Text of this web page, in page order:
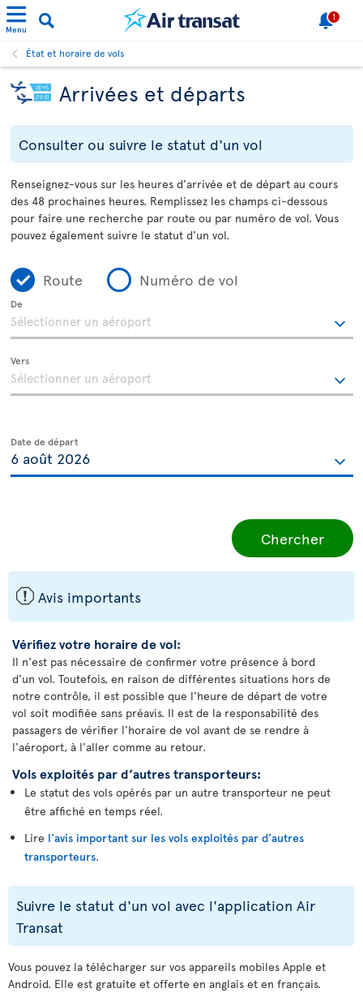
Menu
1
État et horaire de vols
Arrivées et départs
Consulter ou suivre le statut d'un vol
Renseignez-vous sur les heures d’arrivée et de départ au cours
des 48 prochaines heures. Remplissez les champs ci-dessous
pour faire une recherche par route ou par numéro de vol. Vous
pouvez également suivre le statut d'un vol.
Route Numéro de vol
De
Vers
Date de départ
Chercher
ü Avis importants
Vérifiez votre horaire de vol:
Il n'est pas nécessaire de confirmer votre présence à bord
d'un vol. Toutefois, en raison de différentes situations hors de
notre contrôle, il est possible que l'heure de départ de votre
vol soit modifiée sans préavis. Il est de la responsabilité des
passagers de vérifier l'horaire de vol avant de se rendre à
l'aéroport, à l'aller comme au retour.
Vols exploités par d’autres transporteurs:
Le statut des vols opérés par un autre transporteur ne peut
être affiché en temps réel.
Lire l'avis important sur les vols exploités par d’autres
transporteurs.
Suivre le statut d'un vol avec l'application Air
Transat
Vous pouvez la télécharger sur vos appareils mobiles Apple et
Android. Elle est gratuite et offerte en anglais et en français.